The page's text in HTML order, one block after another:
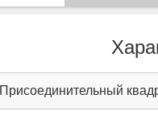
Присоединительный